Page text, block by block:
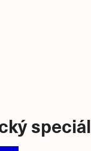
speciál